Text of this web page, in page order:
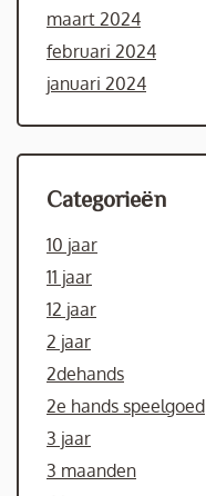
maart 2024
februari 2024
januari 2024
Categorieën
10 jaar
11 jaar
12 jaar
2 jaar
2dehands
2e hands speelgoed
3 jaar
3 maanden